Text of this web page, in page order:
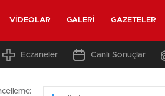
VIDEOLAR GALERI GAZETELER
Eczaneler Canlı Sonuçlar